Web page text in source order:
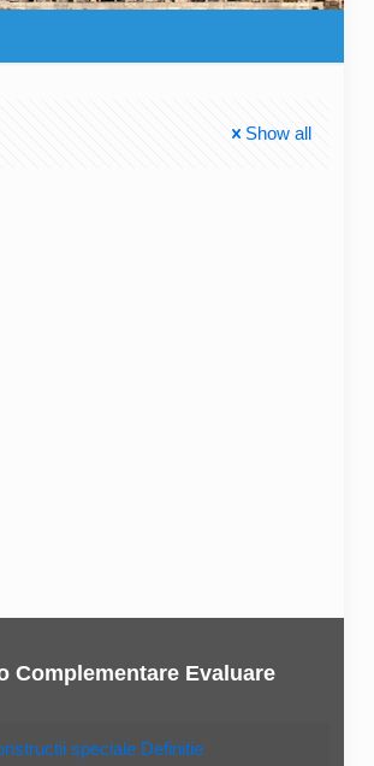
Show all
Complementare Evaluare
speciale Definitie